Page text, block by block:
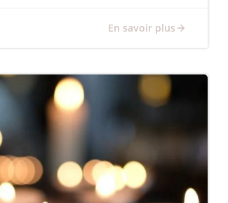
En savoir plus